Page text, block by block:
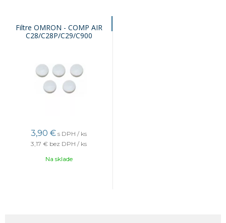
Filtre OMRON - COMP AIR
C28/C28P/C29/C900
3,90 € s DPH / ks
3,17 € bez DPH / ks
Na sklade